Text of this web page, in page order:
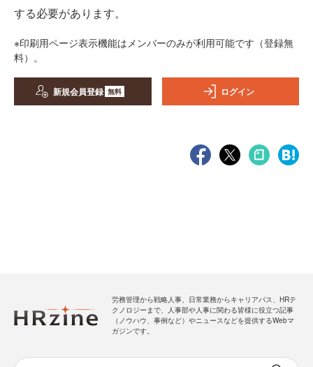
する必要があります。
※印刷用ページ表示機能はメンバーのみが利用可能です（登録無
料）。
新規会員登録 無料 ログイン
労務管理から戦略人事、日常業務からキャリアパス、HRテ
クノロジーまで、人事部や人事に関わる皆様に役立つ記事
（ノウハウ、事例など）やニュースなどを提供するWebマ
ガジンです。